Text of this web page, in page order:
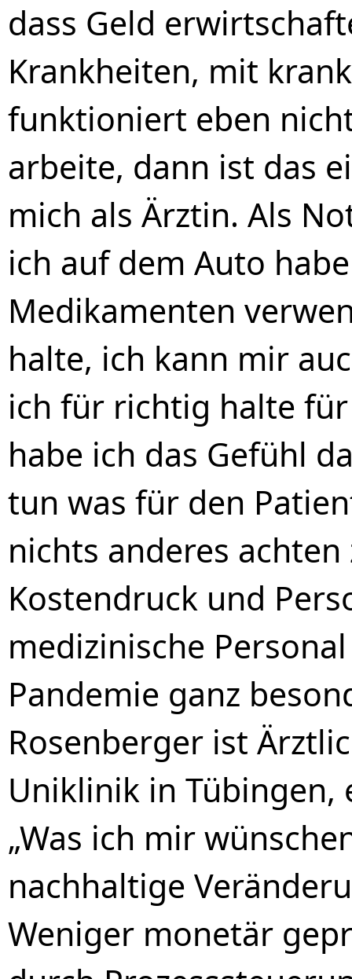
dass Geld
Krankheiten, mit
funktioniert eben
arbeite, dann ist das
mich als Ärztin. Als
ich auf dem Auto
Medikamenten
halte, ich kann mir
ich für richtig halte
habe ich das Gefühl
tun was für den
nichts anderes achten
Kostendruck und
medizinische
Pandemie ganz
Rosenberger ist
Uniklinik in
„Was ich mir
nachhaltige
Weniger monetär